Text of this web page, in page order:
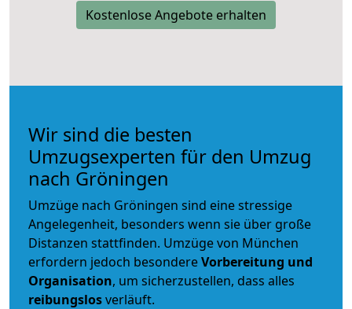
Kostenlose Angebote erhalten
Wir sind die besten
Umzugsexperten für den Umzug
nach Gröningen
Umzüge nach Gröningen sind eine stressige
Angelegenheit, besonders wenn sie über große
Distanzen stattfinden. Umzüge von München
erfordern jedoch besondereVorbereitung und
Organisation, um sicherzustellen, dass alles
reibungslosverläuft.